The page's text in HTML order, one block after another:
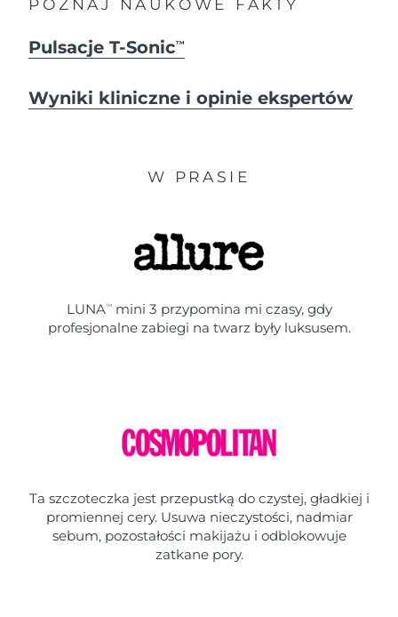
POZNAJ NAUKOWE FAKTY
Pulsacje T-SonicTM
Wyniki kliniczne i opinie ekspertów
W PRASIE
LUNATMmini 3 przypomina mi czasy, gdy
profesjonalne zabiegi na twarz były luksusem.
Ta szczoteczka jest przepustką do czystej, gładkiej i
promiennej cery. Usuwa nieczystości, nadmiar
sebum, pozostałości makijażu i odblokowuje
zatkane pory.